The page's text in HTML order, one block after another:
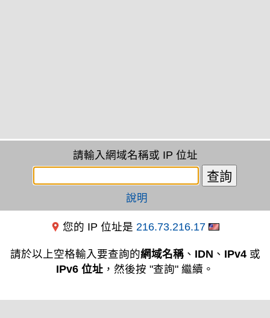
請輸入網域名稱或 IP 位址
說明
您的 IP 位址是 216.73.216.17
請於以上空格輸入要查詢的網域名稱、 IDN 、 IPv4或
IPv6 位址 ，然後按 "查詢" 繼續。